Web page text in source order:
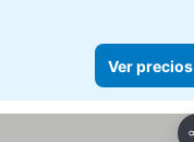
Ver precios